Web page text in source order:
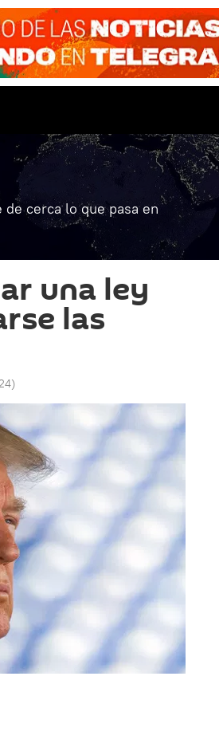
cerca lo que pasa en
una ley
las
)